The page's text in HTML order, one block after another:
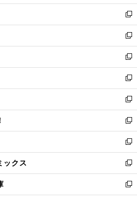
ウ
ィ
ン
ド
ウ
で
開
く
し
い
ウ
ィ
ン
ド
ウ
で
開
く
新
し
い
ウ
ィ
ン
ド
ウ
で
開
く
新
し
い
ウ
ィ
ン
ド
ウ
で
開
く
新
し
い
ウ
ィ
ン
ド
ウ
で
開
く
新
し
い
ウ
ィ
ン
ド
ウ
で
開
く
新
し
い
ウ
ィ
ン
ド
ウ
で
開
新
し
い
ウ
ィ
ン
ド
ウ
新
し
い
ウ
ィ
ン
ックス
新
し
い
ウ
新
し